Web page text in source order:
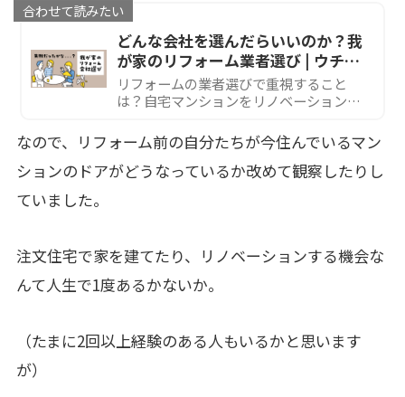
どんな会社を選んだらいいのか？我
が家のリフォーム業者選び | ウチ、
リノベーションしました！
リフォームの業者選びで重視すること
は？自宅マンションをリノベーションし
とをまとめました。
合わせて読みたい
なので、リフォーム前の自分たちが今住んでいるマン
ションのドアがどうなっているか改めて観察したりし
ていました。
注文住宅で家を建てたり、リノベーションする機会な
んて人生で1度あるかないか。
（たまに2回以上経験のある人もいるかと思います
が）